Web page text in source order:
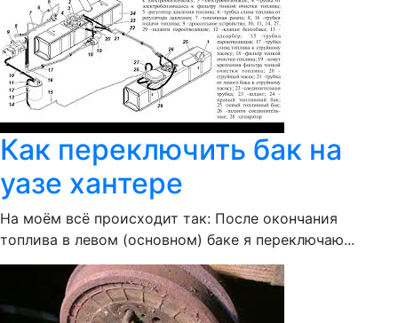
Как переключить бак на
уазе хантере
На моём всё происходит так: После окончания
топлива в левом (основном) баке я переключаю...